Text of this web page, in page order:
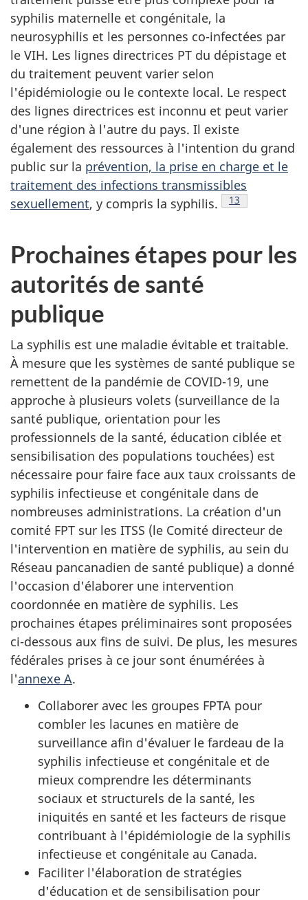
syphilis maternelle et congénitale, la
neurosyphilis et les personnes co-infectées par
le VIH. Les lignes directrices PT du dépistage et
du traitement peuvent varier selon
l'épidémiologie ou le contexte local. Le respect
des lignes directrices est inconnu et peut varier
d'une région à l'autre du pays. Il existe
également des ressources à l'intention du grand
public sur la prévention, la prise en charge et le
traitement des infections transmissibles
sexuellement, y compris la syphilis. Note de bas de
13
Prochaines étapes pour les
autorités de santé
publique
La syphilis est une maladie évitable et traitable.
À mesure que les systèmes de santé publique se
remettent de la pandémie de COVID-19, une
approche à plusieurs volets (surveillance de la
santé publique, orientation pour les
professionnels de la santé, éducation ciblée et
sensibilisation des populations touchées) est
nécessaire pour faire face aux taux croissants de
syphilis infectieuse et congénitale dans de
nombreuses administrations. La création d'un
comité FPT sur les ITSS (le Comité directeur de
l'intervention en matière de syphilis, au sein du
Réseau pancanadien de santé publique) a donné
l'occasion d'élaborer une intervention
coordonnée en matière de syphilis. Les
prochaines étapes préliminaires sont proposées
ci-dessous aux fins de suivi. De plus, les mesures
fédérales prises à ce jour sont énumérées à
l'annexe A.
Collaborer avec les groupes FPTA pour
combler les lacunes en matière de
surveillance afin d'évaluer le fardeau de la
syphilis infectieuse et congénitale et de
mieux comprendre les déterminants
sociaux et structurels de la santé, les
iniquités en santé et les facteurs de risque
contribuant à l'épidémiologie de la syphilis
infectieuse et congénitale au Canada.
Faciliter l'élaboration de stratégies
d'éducation et de sensibilisation pour